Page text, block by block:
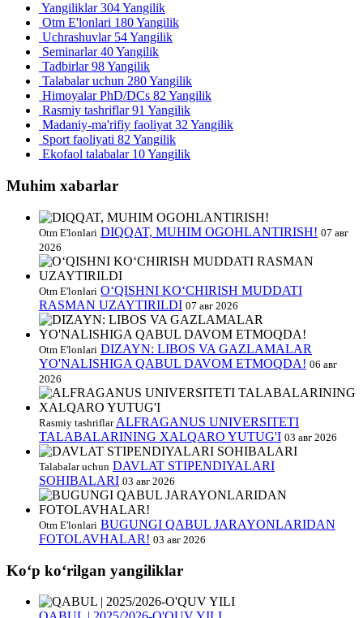
Yangiliklar304 Yangilik
Otm E'lonlari 180 Yangilik
Uchrashuvlar 54 Yangilik
Seminarlar40 Yangilik
Tadbirlar98 Yangilik
Talabalar uchun 280 Yangilik
Himoyalar PhD/DCs 82 Yangilik
Rasmiy tashriflar91 Yangilik
Madaniy-ma'rifiy faoliyat32 Yangilik
Sport faoliyati 82 Yangilik
Ekofaol talabalar 10 Yangilik
Muhim xabarlar
Otm E'lonlari DIQQAT, MUHIM OGOHLANTIRISH! 07 авг
2026
Otm E'lonlari O‘QISHNI KO‘CHIRISH MUDDATI
RASMAN UZAYTIRILDI 07 авг 2026
Otm E'lonlari DIZAYN: LIBOS VA GAZLAMALAR
YO'NALISHIGA QABUL DAVOM ETMOQDA! 06 авг
2026
Rasmiy tashriflar ALFRAGANUS UNIVERSITETI
TALABALARINING XALQARO YUTUG'I 03 авг 2026
Talabalar uchun DAVLAT STIPENDIYALARI
SOHIBALARI 03 авг 2026
Otm E'lonlari BUGUNGI QABUL JARAYONLARIDAN
FOTOLAVHALAR! 03 авг 2026
Koʻp koʻrilgan yangiliklar